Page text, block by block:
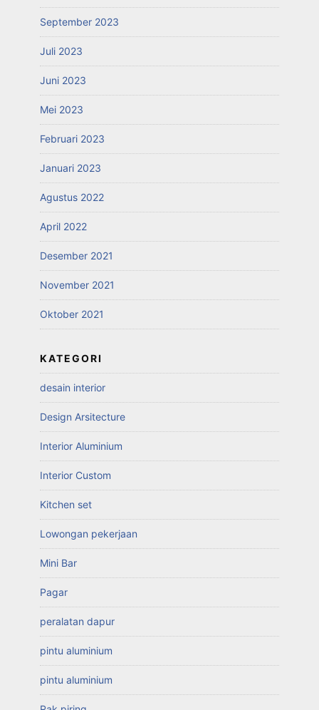
September 2023
Juli 2023
Juni 2023
Mei 2023
Februari 2023
Januari 2023
Agustus 2022
April 2022
Desember 2021
November 2021
Oktober 2021
KATEGORI
desain interior
Design Arsitecture
Interior Aluminium
Interior Custom
Kitchen set
Lowongan pekerjaan
Mini Bar
Pagar
peralatan dapur
pintu aluminium
pintu aluminium